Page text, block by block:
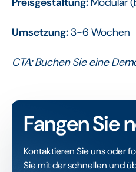
Umsetzung:3-6 Wochen
CTA: Buchen Sie eine
Fangen Sie
Kontaktieren Sie uns oder
Sie mit der schnellen und